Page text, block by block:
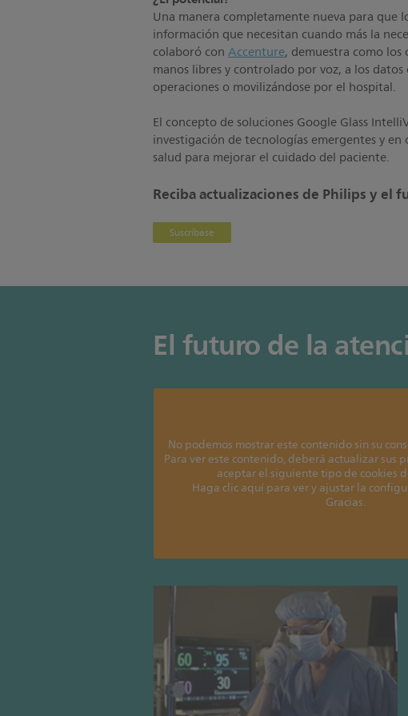
Una manera completamente nueva para que
información que necesitan cuando más la
colaboró conAccenture, demuestra como los
manos libres y controlado por voz, a los
operaciones o movilizándose por el hospital.
El concepto de soluciones Google Glass
investigación de tecnologías emergentes y
salud para mejorar el cuidado del paciente.
Reciba actualizaciones de Philips y el
Suscríbase
El futuro de la
No podemos mostrar este contenido sin su
Para ver este contenido, deberá actualizar sus
aceptar el siguiente tipo de cookies
Haga clic aquí para ver y ajustar la
Gracias.